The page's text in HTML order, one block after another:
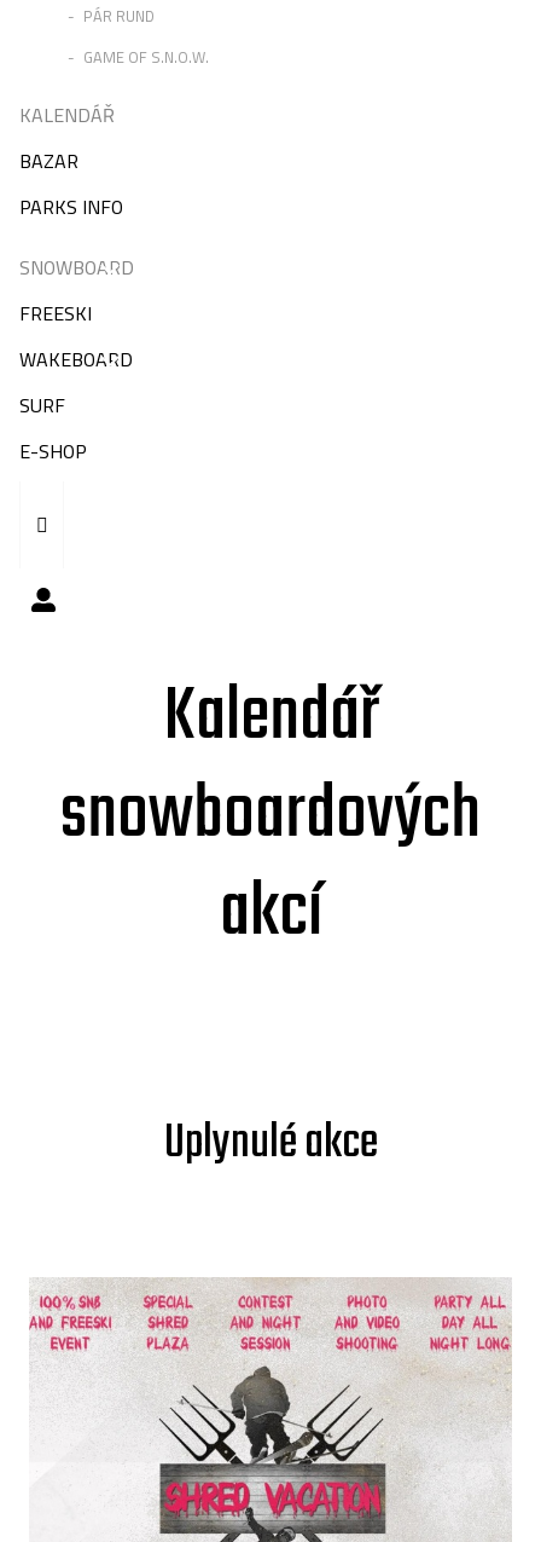
PÁR RUND
GAME OF S.N.O.W.
KALENDÁŘ
BAZAR
PARKS INFO
SNOWBOARD
FREESKI
WAKEBOARD
SURF
E-SHOP
Kalendář
snowboardových
akcí
Uplynulé akce